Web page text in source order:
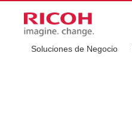
Soluciones de Negocio